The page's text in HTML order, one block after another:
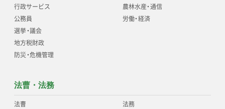
行政サービス
公務員
選挙・議会
地方税財政
防災・危機管理
農林水産・通信
労働・経済
法曹・法務
法曹 法務